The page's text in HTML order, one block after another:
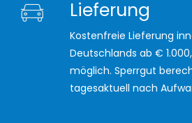
Lieferung
Kostenfreie Lieferung
Deutschlands ab €
möglich. Sperrgut
tagesaktuell nach